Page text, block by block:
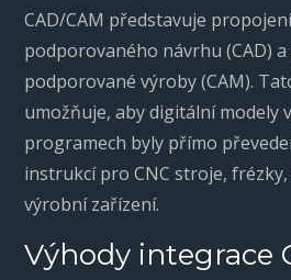
CAD/CAM představuje
podporovaného návrhu (CAD)
podporované výroby (CAM).
umožňuje, aby digitální modely
programech byly přímo
instrukcí pro CNC stroje,
výrobní zařízení.
Výhody integrace